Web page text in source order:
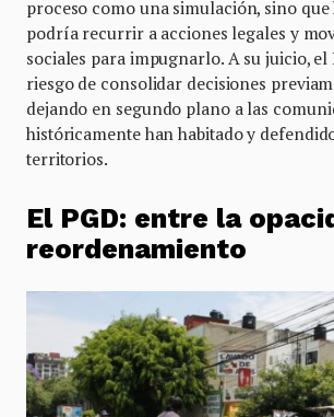
proceso como una simulación, sino
podría recurrir a acciones legales y
sociales para impugnarlo. A su juicio, el
riesgo de consolidar decisiones
dejando en segundo plano a las
históricamente han habitado y
territorios.
El PGD: entre la
reordenamiento